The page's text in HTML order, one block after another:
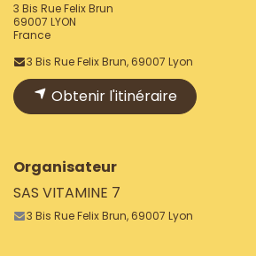
3 Bis Rue Felix Brun
69007 LYON
France
3 Bis Rue Felix Brun, 69007 Lyon
Obtenir l'itinéraire
Organisateur
SAS VITAMINE 7
3 Bis Rue Felix Brun, 69007 Lyon